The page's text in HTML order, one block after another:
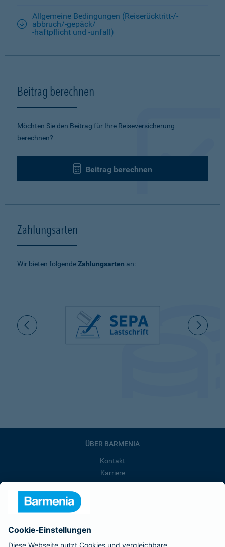
Allgemeine Bedingungen (Reiserücktritt-/-
abbruch/-gepäck/
-haftpflicht und -unfall)
Beitrag berechnen
Möchten Sie den Beitrag für Ihre Reiseversicherung
berechnen?
Beitrag berechnen
Zahlungsarten
Wir bieten folgendeZahlungsarten an:
ÜBER BARMENIA
Kontakt
Karriere
Presse
Barmenia ist Teil der BarmeniaGothaer